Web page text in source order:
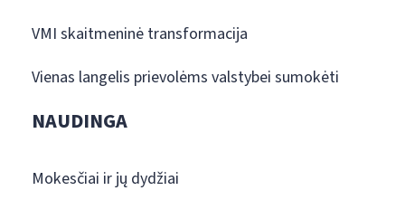
VMI skaitmeninė transformacija
Vienas langelis prievolėms valstybei sumokėti
NAUDINGA
Mokesčiai ir jų dydžiai